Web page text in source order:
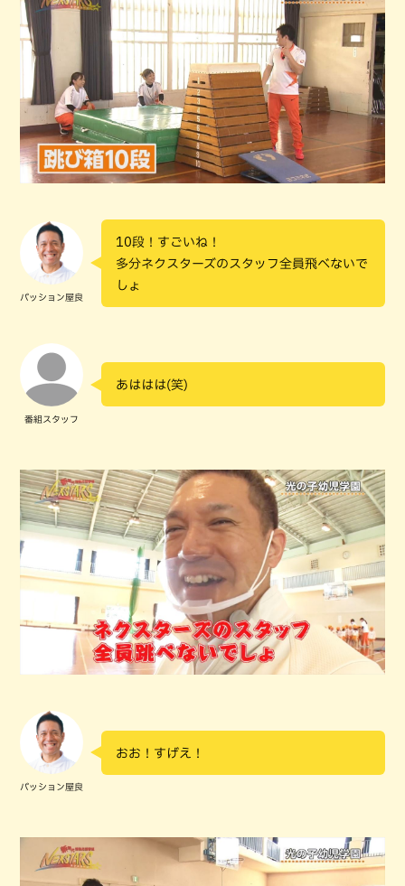
パッション屋良
10段！すごいね！
多分ネクスターズのスタッフ全員飛べないで
しょ
番組スタッフ
あははは(笑)
パッション屋良
おお！すげえ！